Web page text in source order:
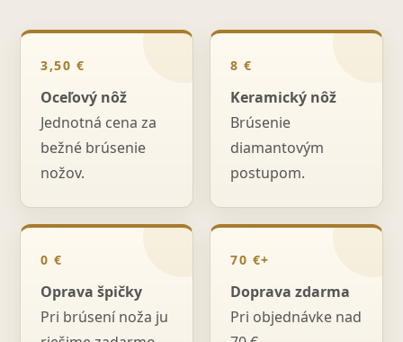
3,50 €
Oceľový nôž
Jednotná cena za
bežné brúsenie
nožov.
8 €
Keramický nôž
Brúsenie
diamantovým
postupom.
0 €
Oprava špičky
Pri brúsení noža ju
70 €+
Doprava zdarma
Pri objednávke nad